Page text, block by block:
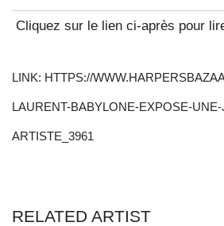
Cliquez sur le lien ci-après pour
LINK: HTTPS://
LAURENT-BABYLONE-EXPOSE-
ARTISTE_3961
RELATED ARTIST